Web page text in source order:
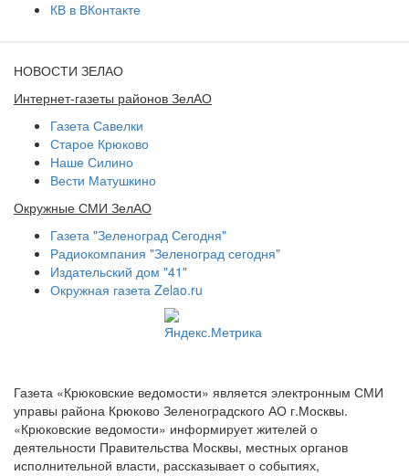
КВ в ВКонтакте
НОВОСТИ ЗЕЛАО
Интернет-газеты районов ЗелАО
Газета Савелки
Старое Крюково
Наше Силино
Вести Матушкино
Окружные СМИ ЗелАО
Газета "Зеленоград Сегодня"
Радиокомпания "Зеленоград сегодня"
Издательский дом "41"
Окружная газета Zelao.ru
Газета «Крюковские ведомости» является электронным СМИ
управы района Крюково Зеленоградского АО г.Москвы.
«Крюковские ведомости» информирует жителей о
деятельности Правительства Москвы, местных органов
исполнительной власти, рассказывает о событиях,